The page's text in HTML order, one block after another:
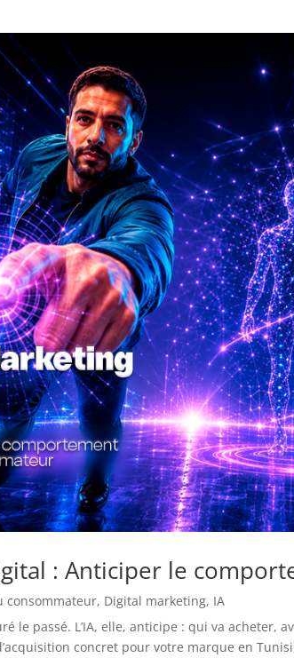
: Anticiper le
consommateur, Digital marketing, IA
le passé. L’IA, elle, anticipe : qui va acheter,
concret pour votre marque en